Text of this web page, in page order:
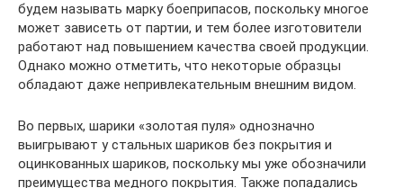
будем называть марку боеприпасов, поскольку многое
может зависеть от партии, и тем более изготовители
работают над повышением качества своей продукции.
Однако можно отметить, что некоторые образцы
обладают даже непривлекательным внешним видом.
Во первых, шарики «золотая пуля» однозначно
выигрывают у стальных шариков без покрытия и
оцинкованных шариков, поскольку мы уже обозначили
преимущества медного покрытия. Также попадались